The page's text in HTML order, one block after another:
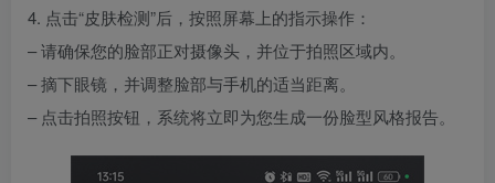
4. 点击“皮肤检测”后，按照屏幕上的指示操作：
– 请确保您的脸部正对摄像头，并位于拍照区域内。
– 摘下眼镜，并调整脸部与手机的适当距离。
– 点击拍照按钮，系统将立即为您生成一份脸型风格报告。